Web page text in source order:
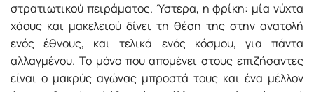
στρατιωτικού πειράματος. Ύστερα, η φρίκη: μία νύχτα
χάους και μακελειού δίνει τη θέση της στην ανατολή
ενός έθνους, και τελικά ενός κόσμου, για πάντα
αλλαγμένου. Το μόνο που απομένει στους επιζήσαντες
είναι ο μακρύς αγώνας μπροστά τους και ένα μέλλον